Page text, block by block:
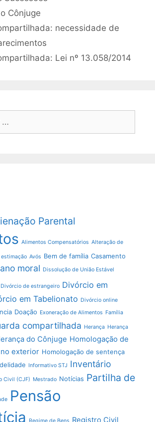
Cônjuge
necessidade de
Lei nº 13.058/2014
Parental
Alimentos Compensatórios Alteração de
Avós Bem de família Casamento
moral Dissolução de União Estável
Divórcio de estrangeiro Divórcio em
em Tabelionato Divórcio online
Doação Exoneração de Alimentos Família
compartilhada Herança Herança
do Cônjuge Homologação de
exterior Homologação de sentença
Informativo STJ Inventário
Civil (CJF) Mestrado Notícias Partilha de
Pensão
Regime de Bens Registro Civil